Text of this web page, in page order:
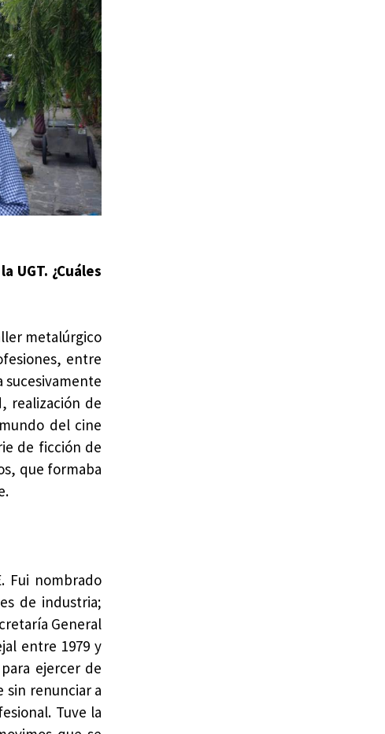
UGT. ¿Cuáles
metalúrgico
entre
realización de
del cine
de ficción de
que formaba
Fui nombrado
de industria;
General
entre 1979 y
ejercer de
sin renunciar a
Tuve la